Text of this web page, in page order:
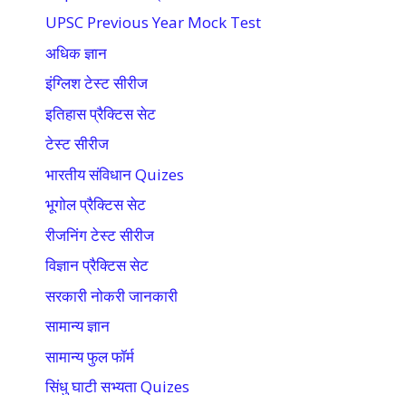
UPSC Previous Year Mock Test
अधिक ज्ञान
इंग्लिश टेस्ट सीरीज
इतिहास प्रैक्टिस सेट
टेस्ट सीरीज
भारतीय संविधान Quizes
भूगोल प्रैक्टिस सेट
रीजनिंग टेस्ट सीरीज
विज्ञान प्रैक्टिस सेट
सरकारी नोकरी जानकारी
सामान्य ज्ञान
सामान्य फुल फॉर्म
सिंधु घाटी सभ्यता Quizes